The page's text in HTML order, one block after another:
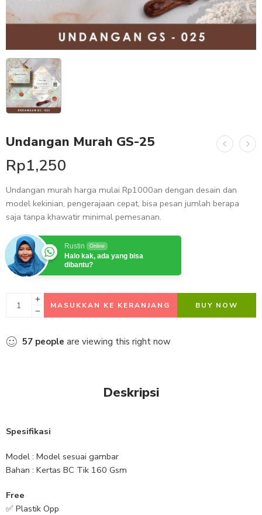
Undangan Murah GS-25
Rp1,250
Undangan murah harga mulai Rp1000an dengan desain dan
model kekinian, pengerajaan cepat, bisa pesan jumlah berapa
saja tanpa khawatir minimal pemesanan.
Rustin Online
Halo kak, ada yang bisa
dibantu?
MASUKKAN KE KERANJANG BUY NOW
57 people are viewing this right now
Deskripsi
Spesifikasi
Model : Model sesuai gambar
Bahan : Kertas BC Tik 160 Gsm
Free
✅ Plastik Opp